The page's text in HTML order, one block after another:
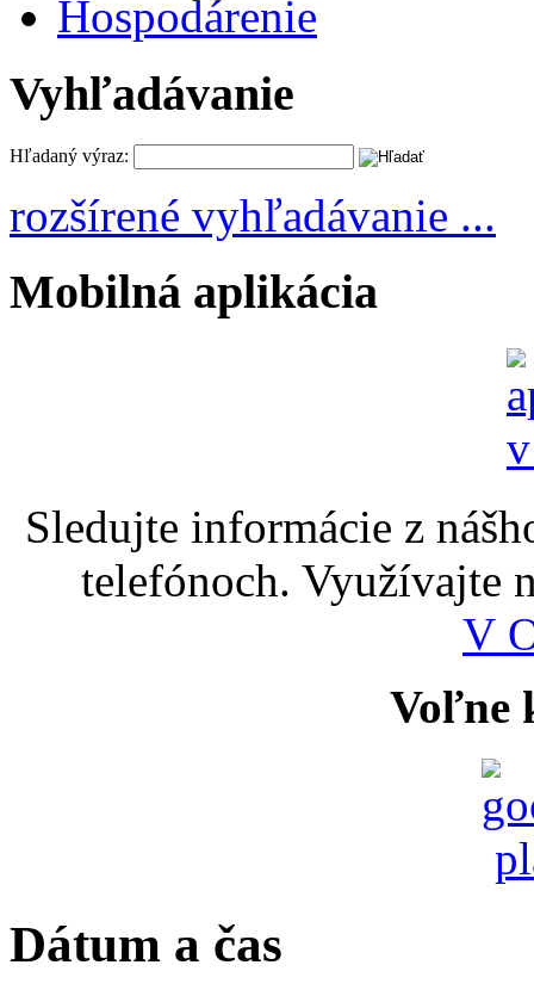
Hospodárenie
Vyhľadávanie
Hľadaný výraz:
rozšírené vyhľadávanie ...
Mobilná aplikácia
Sledujte informácie z
telefónoch. Využívajte
V
Voľne
Dátum a čas